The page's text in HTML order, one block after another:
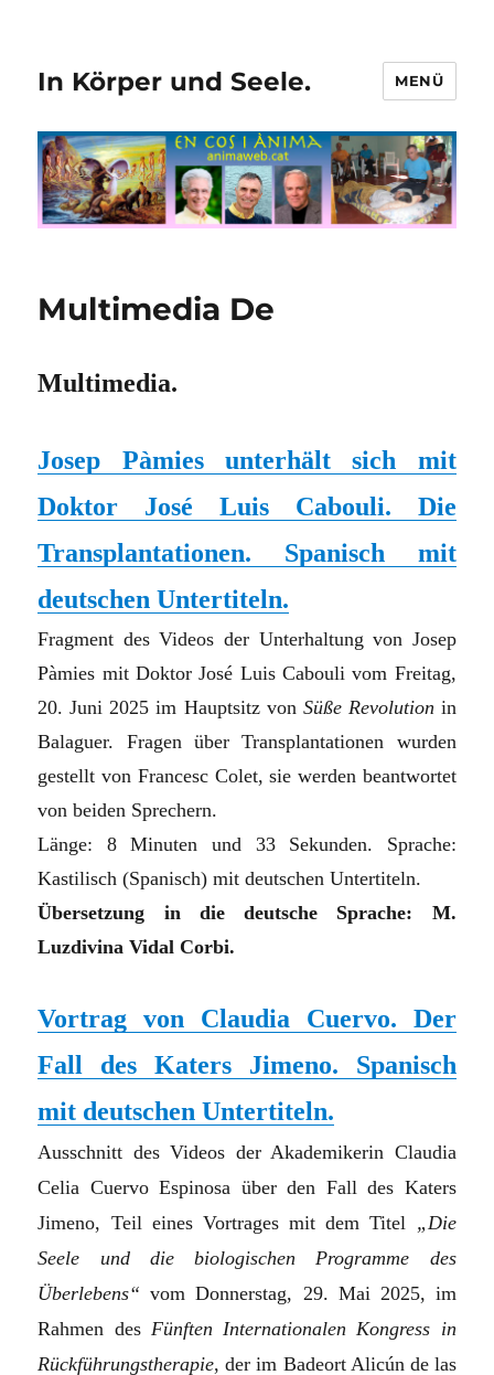
In Körper und Seele. MENÜ
Multimedia De
Multimedia.
Josep Pàmies unterhält sich mit
Doktor José Luis Cabouli. Die
Transplantationen. Spanisch mit
deutschen Untertiteln.
Fragment des Videos der Unterhaltung von Josep
Pàmies mit Doktor José Luis Cabouli vom Freitag,
20. Juni 2025 im Hauptsitz von Süße Revolution in
Balaguer. Fragen über Transplantationen wurden
gestellt von Francesc Colet, sie werden beantwortet
von beiden Sprechern.
Länge: 8 Minuten und 33 Sekunden. Sprache:
Kastilisch (Spanisch) mit deutschen Untertiteln.
Übersetzung in die deutsche Sprache: M.
Luzdivina Vidal Corbi.
Vortrag von Claudia Cuervo. Der
Fall des Katers Jimeno. Spanisch
mit deutschen Untertiteln.
Ausschnitt des Videos der Akademikerin Claudia
Celia Cuervo Espinosa über den Fall des Katers
Jimeno, Teil eines Vortrages mit dem Titel „Die
Seele und die biologischen Programme des
Überlebens“ vom Donnerstag, 29. Mai 2025, im
Rahmen des Fünften Internationalen Kongress in
Rückführungstherapie, der im Badeort Alicún de las